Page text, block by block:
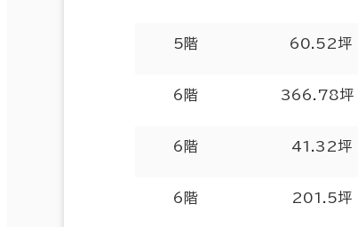
5階 60.52坪
6階 366.78坪
6階 41.32坪
6階 201.5坪